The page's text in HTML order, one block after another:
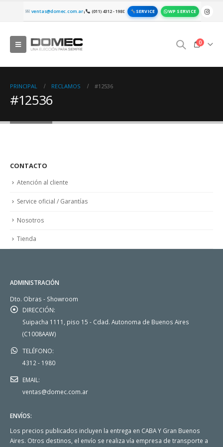
ventas@domec.com.ar| (011) 4312 - 1980 SERVICE WP SERVICE
0
PRINCIPAL RECLAMOS #12536
#12536
CONTACTO
Atención al cliente
Service oficial / Garantías
Nosotros
Tienda
ADMINISTRACIÓN
Dto. Obras - Showroom
DIRECCIÓN:
Suipacha 1111, piso 15 - Cdad. Autonoma de Buenos Aires
(C1008AAW)
TELÉFONO:
4312 - 1980
EMAIL:
ventas@domec.com.ar
ENVÍOS:
Los precios publicados incluyen la entrega en CABA Y Gran Buenos
Aires. Otros destinos, el envío se realiza vía empresa de transporte a